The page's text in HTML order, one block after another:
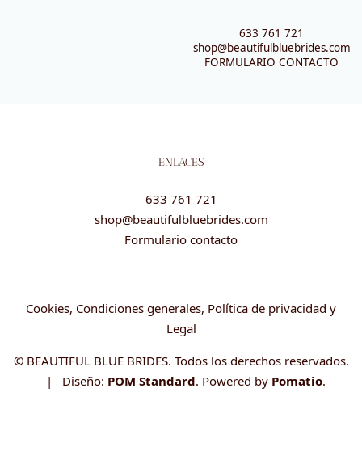
633 761 721
shop@beautifulbluebrides.com
FORMULARIO CONTACTO
ENLACES
633 761 721
shop@beautifulbluebrides.com
Formulario contacto
Cookies, Condiciones generales, Política de privacidad y
Legal
© BEAUTIFUL BLUE BRIDES. Todos los derechos reservados.
| Diseño: POM Standard. Powered by Pomatio.